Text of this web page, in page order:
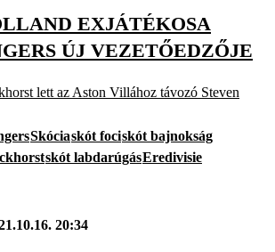
EXJÁTÉKOSA
ÚJ VEZETŐEDZŐJE
lett az Aston Villához távozó Steven
Skóciaskót fociskót bajnokság
skót labdarúgásEredivisie
20:34